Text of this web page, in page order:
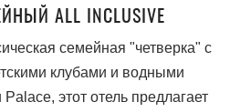
ALL INCLUSIVE
семейная "четверка" с
клубами и водными
этот отель предлагает